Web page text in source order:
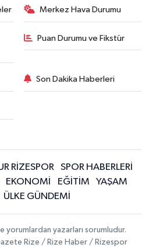
Merkez Hava Durumu
Puan Durumu ve Fikstür
Son Dakika Haberleri
RİZESPOR
SPOR HABERLERİ
EKONOMİ EĞİTİM
YAŞAM
ÜLKE GÜNDEMİ
yorumlardan yazarları sorumludur.
Rize / Rize Haber / Rizespor